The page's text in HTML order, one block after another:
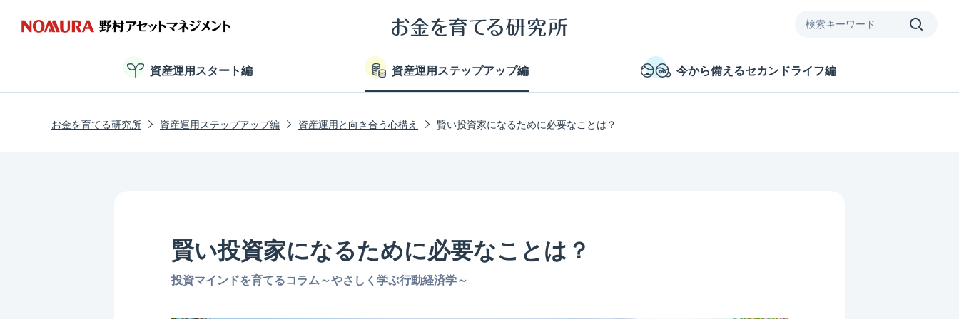
資産運用スタート編 資産運用ステップアップ編 今から備えるセカンドライフ編
お金を育てる研究所 資産運用ステップアップ編 資産運用と向き合う心構え 賢い投資家になるために必要なことは？
賢い投資家になるために必要なことは？
投資マインドを育てるコラム～やさしく学ぶ行動経済学～